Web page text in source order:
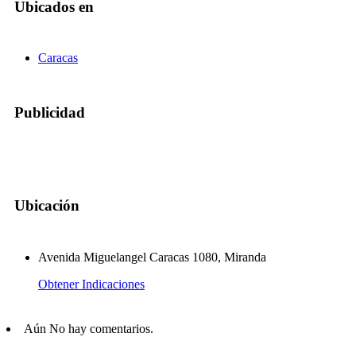
Ubicados en
Caracas
Publicidad
Ubicación
Avenida Miguelangel Caracas 1080, Miranda
Obtener Indicaciones
Aún No hay comentarios.